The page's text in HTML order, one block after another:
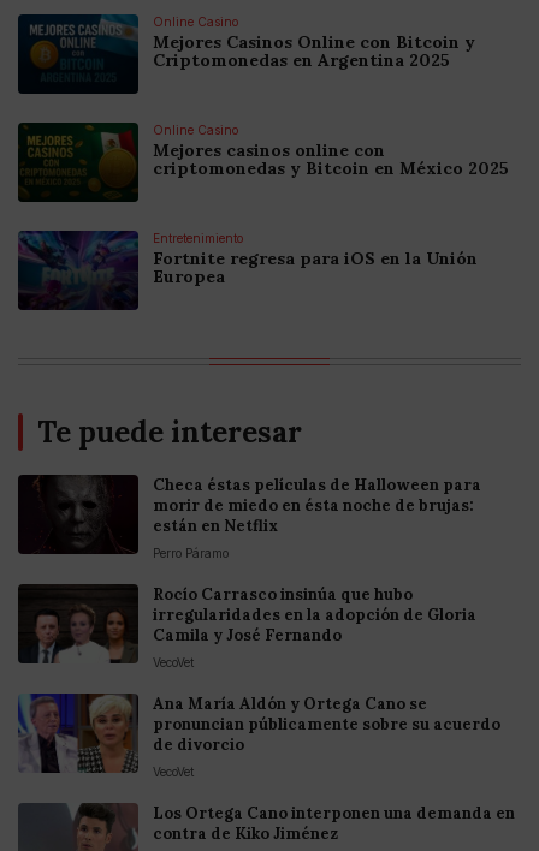
Online Casino
Mejores Casinos Online con Bitcoin y
Criptomonedas en Argentina 2025
Online Casino
Mejores casinos online con
criptomonedas y Bitcoin en México 2025
Entretenimiento
Fortnite regresa para iOS en la Unión
Europea
Te puede interesar
Checa éstas películas de Halloween para
morir de miedo en ésta noche de brujas:
están en Netflix
Perro Páramo
Rocío Carrasco insinúa que hubo
irregularidades en la adopción de Gloria
Camila y José Fernando
VecoVet
Ana María Aldón y Ortega Cano se
pronuncian públicamente sobre su acuerdo
de divorcio
VecoVet
Los Ortega Cano interponen una demanda en
contra de Kiko Jiménez